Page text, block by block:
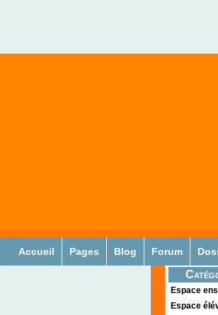
Accueil Pages Blog Forum
Espace
Espace